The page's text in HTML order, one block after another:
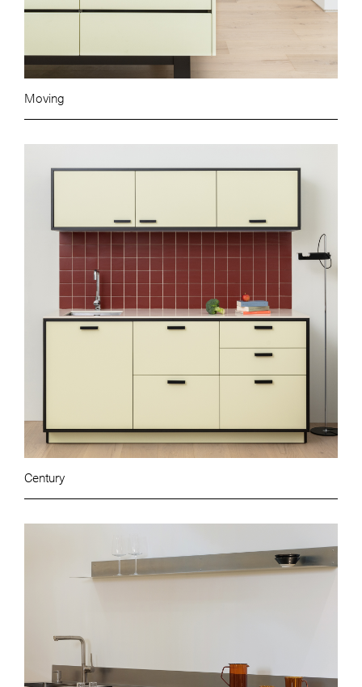
Moving
Century